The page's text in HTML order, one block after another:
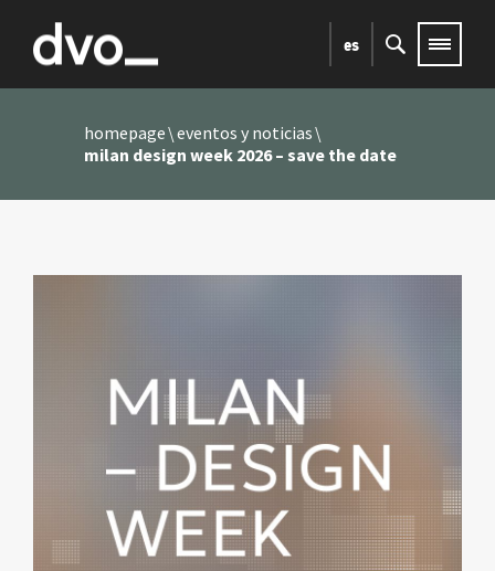
es
homepage eventos y noticias
milan design week 2026 – save the date